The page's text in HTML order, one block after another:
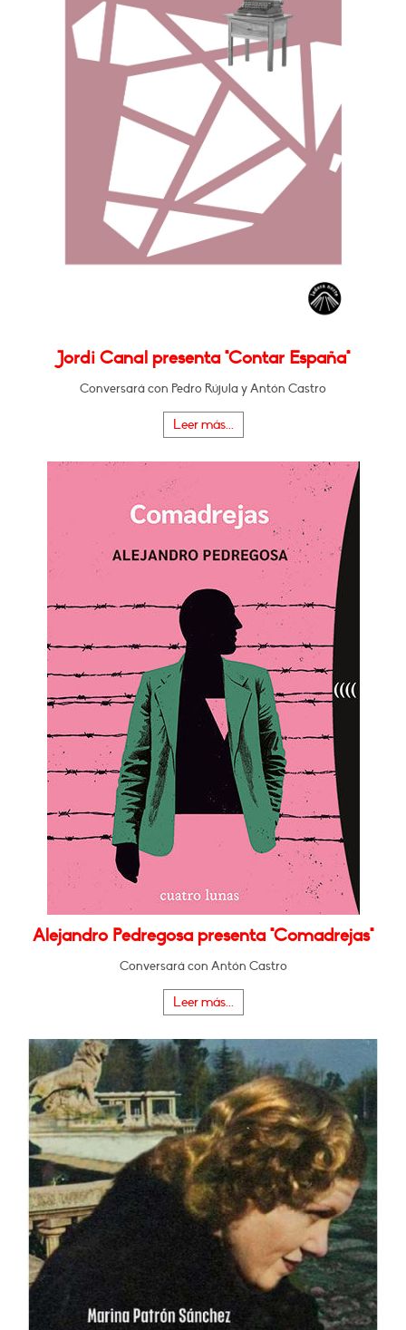
Jordi Canal presenta "Contar España"
Conversará con Pedro Rújula y Antón Castro
Leer más...
Alejandro Pedregosa presenta "Comadrejas"
Conversará con Antón Castro
Leer más...